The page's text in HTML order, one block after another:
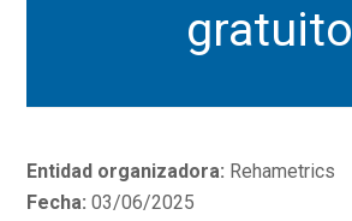
gratuito
Entidad organizadora: Rehametrics
Fecha: 03/06/2025